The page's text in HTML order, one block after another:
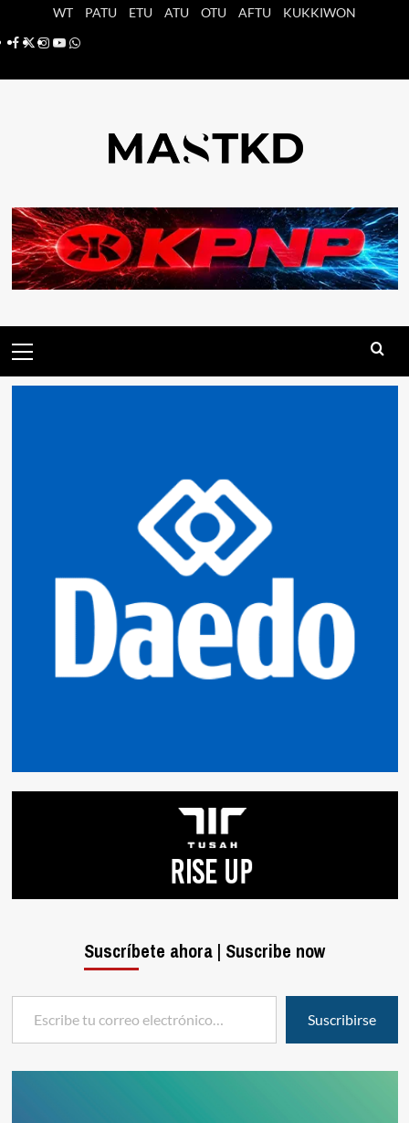
WT PATU ETU ATU OTU AFTU
KUKKIWON
Facebook
X Instagram
YouTube
Whatsapp
principal
Suscríbete ahora | Suscribe now
Escribe tu correo electrónico…
Suscribirse